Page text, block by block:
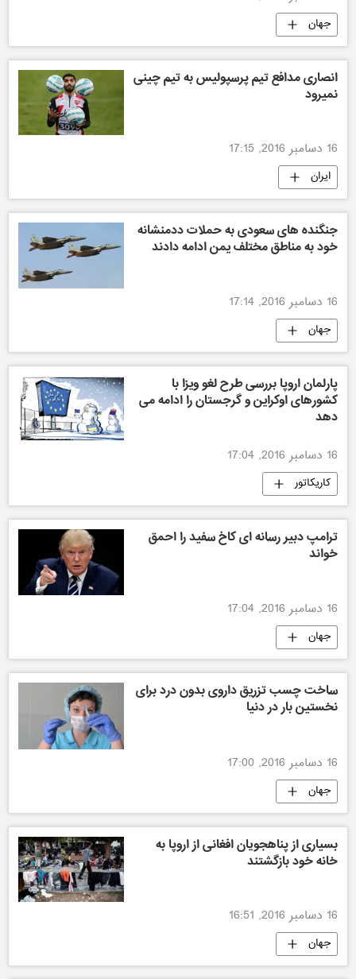
جهان
انصاری مدافع تیم پرسپولیس به تیم چینی
نمیرود
16 دسامبر 2016, 17:15
ایران
جنگنده های سعودی به حملات ددمنشانه
خود به مناطق مختلف یمن ادامه دادند
16 دسامبر 2016, 17:14
جهان
پارلمان اروپا بررسی طرح لغو ویزا با
کشورهای اوکراین و گرجستان را ادامه می
دهد
16 دسامبر 2016, 17:04
کاریکاتور
ترامپ دبیر رسانه ای کاخ سفید را احمق
خواند
16 دسامبر 2016, 17:04
جهان
ساخت چسب تزریق داروی بدون درد برای
نخستین بار در دنیا
16 دسامبر 2016, 17:00
جهان
بسیاری از پناهجويان افغانی از اروپا به
خانه خود بازگشتند
16 دسامبر 2016, 16:51
جهان
بحران بزرگ پناه‌جویی و مهاجرت در اروپا